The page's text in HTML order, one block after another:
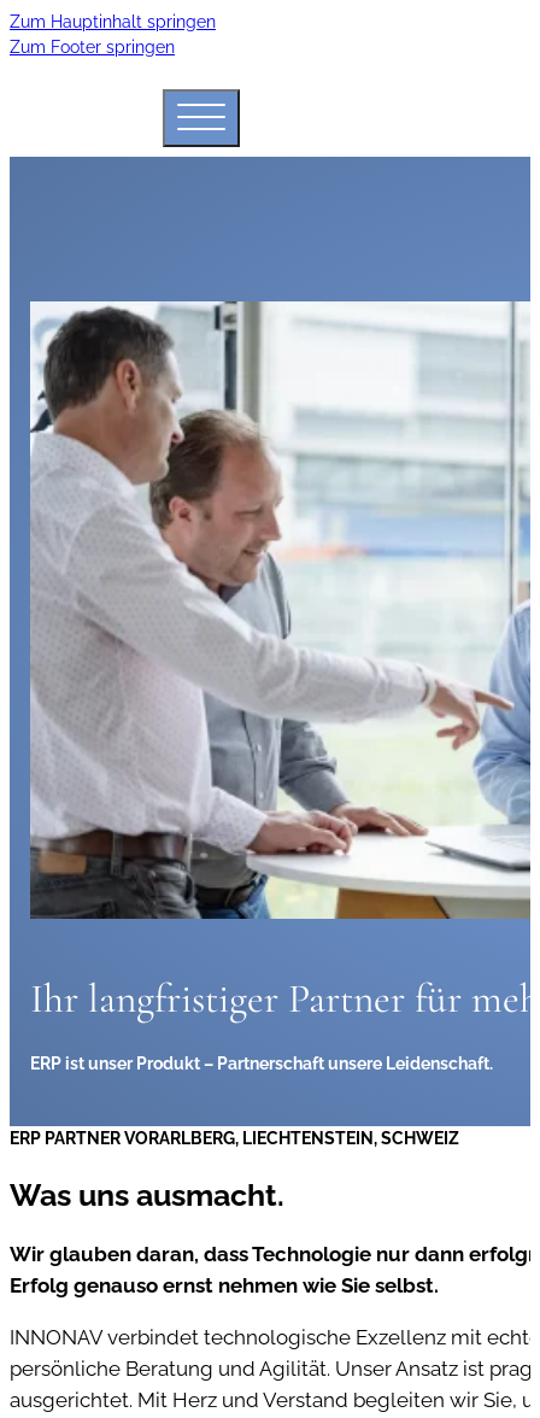
Zum Hauptinhalt springen
Zum Footer springen
Ihr langfristiger Partner für
ERP ist unser Produkt – Partnerschaft unsere Leidenschaft.
Was uns ausmacht.
ERP PARTNER VORARLBERG, LIECHTENSTEIN, SCHWEIZ
Wir glauben daran, dass Technologie nur dann
Erfolg genauso ernst nehmen wie Sie selbst.
INNONAV verbindet technologische Exzellenz mit
persönliche Beratung und Agilität. Unser Ansatz ist
ausgerichtet. Mit Herz und Verstand begleiten wir Sie,